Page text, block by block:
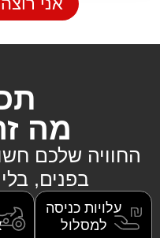
מה
החוויה שלכם
בפנים,
עלויות כניסה
למסלול